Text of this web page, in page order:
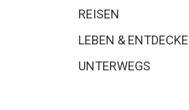
REISEN
LEBEN &
UNTERWEGS